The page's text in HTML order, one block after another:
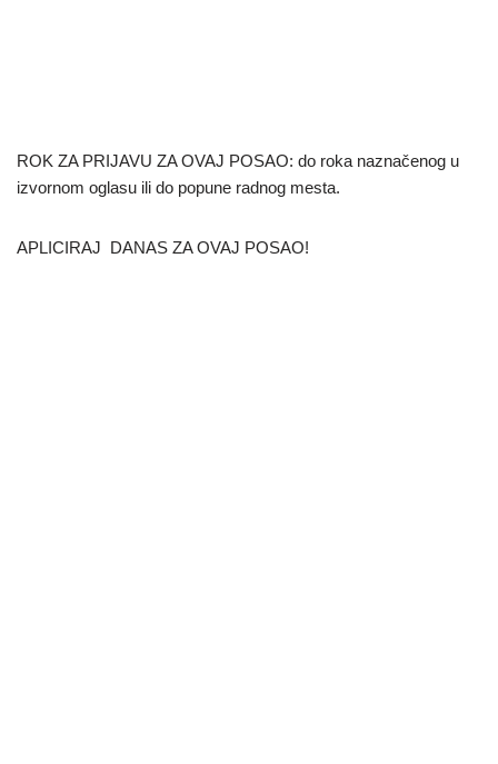
ROK ZA PRIJAVU ZA OVAJ POSAO: do roka naznačenog u
izvornom oglasu ili do popune radnog mesta.
APLICIRAJ DANAS ZA OVAJ POSAO!